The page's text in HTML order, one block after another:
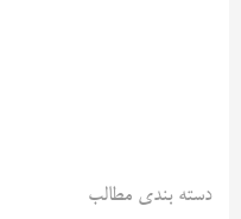
دسته بندی مطالب